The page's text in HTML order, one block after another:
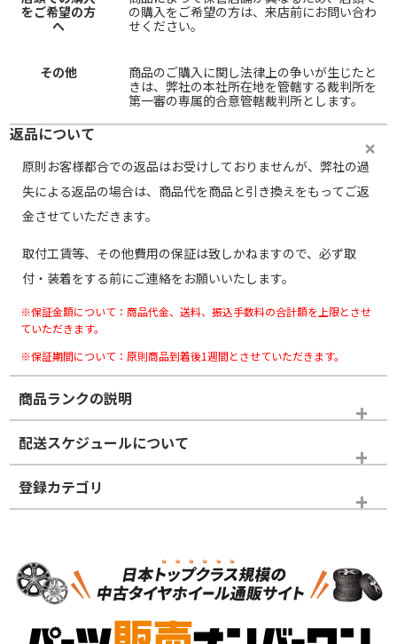
をご希望の方
へ
の購入をご希望の方は、来店前にお問い合わ
せください。
その他
商品のご購入に関し法律上の争いが生じたと
きは、弊社の本社所在地を管轄する裁判所を
第一審の専属的合意管轄裁判所とします。
返品について
原則お客様都合での返品はお受けしておりませんが、弊社の過
失による返品の場合は、商品代を商品と引き換えをもってご返
金させていただきます。
取付工賃等、その他費用の保証は致しかねますので、必ず取
付・装着をする前にご連絡をお願いいたします。
※保証金額について：商品代金、送料、振込手数料の合計額を上限とさせ
ていただきます。
※保証期間について：原則商品到着後1週間とさせていただきます。
商品ランクの説明
※商品ランクは出品者の主観により判断しておりますので、あら
かじめご了承ください。
ホイールランク
S
品）
S
新車外し品（新古
付き
配送スケジュールについて
登録カテゴリ
ホイールのみ